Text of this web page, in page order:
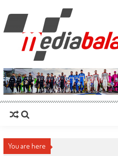
MediaBalap.com
Seputar MotoGP GP2 GP3 F2 F3 SERI ASIA
You are here